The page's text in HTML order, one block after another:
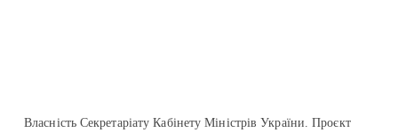
Власність Секретаріату Кабінету Міністрів України. Проєкт